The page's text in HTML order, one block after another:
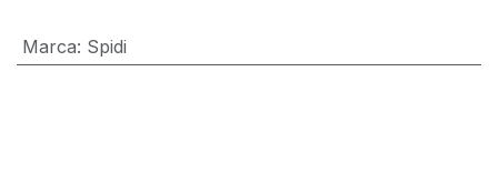
Marca: Spidi